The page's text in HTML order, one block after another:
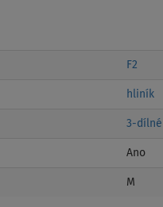
F2
hliník
3-dílné
Ano
M